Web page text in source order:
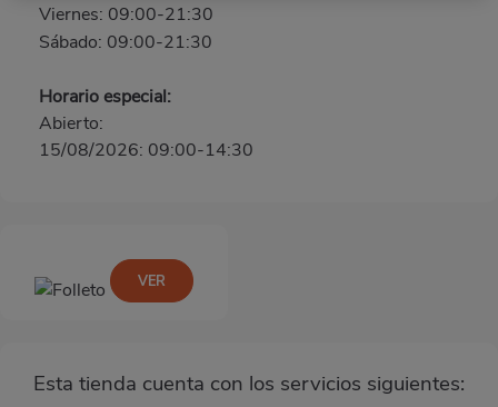
Viernes: 09:00-21:30
Sábado: 09:00-21:30
Horario especial:
Abierto:
15/08/2026: 09:00-14:30
Esta tienda cuenta con los servicios siguientes:
VER